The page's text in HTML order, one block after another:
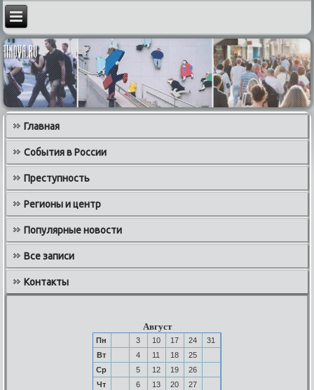
Главная
События в России
Преступность
Регионы и центр
Популярные новости
Все записи
Контакты
Август
Пн 3 10 17 24
31
Вт
4 11 18
25
Ср
5 12 19
26
Чт
6 13 20
27